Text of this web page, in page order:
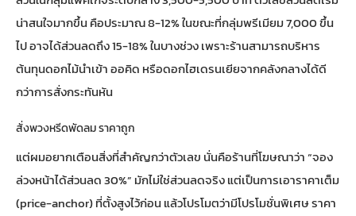
น่าสนใจมากขึ้น คือประมาณ 8-12% ในขณะที่กลุ่มพรีเมียม 7,000 ขึ้น
ไป อาจได้ส่วนลดถึง 15-18% ในบางช่วง เพราะร้านสามารถบริหาร
ต้นทุนดอกไม้นำเข้า ออคิด หรือดอกไฮเดรนเยียจากคลังกลางได้ดี
กว่าการสั่งกระทันหัน
สั่งพวงหรีดพัดลม ราคาถูก
แต่ผมอยากเตือนสิ่งที่สำคัญกว่าตัวเลข นั่นคือร้านที่โฆษณาว่า “จอง
ล่วงหน้าได้ส่วนลด 30%” มักไม่ใช่ส่วนลดจริง แต่เป็นการเอาราคาเต็ม
(price-anchor) ที่ตั้งสูงไว้ก่อน แล้วโปรโมตว่ามีโปรโมชั่นพิเศษ ราคา